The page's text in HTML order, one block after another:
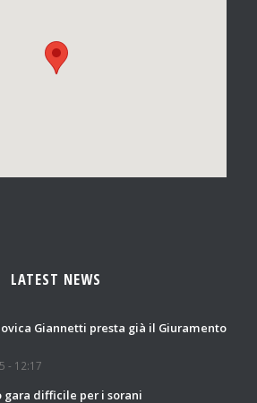
LATEST NEWS
Giannetti presta già il Giuramento
- 12:17
gara difficile per i sorani